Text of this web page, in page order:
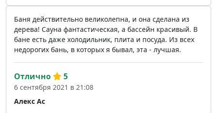
Баня действительно великолепна, и она сделана из
дерева! Сауна фантастическая, а бассейн красивый. В
бане есть даже холодильник, плита и посуда. Из всех
недорогих бань, в которых я бывал, эта - лучшая.
Алекс Ас
Отлично 5
6 сентября 2021 в 21:08